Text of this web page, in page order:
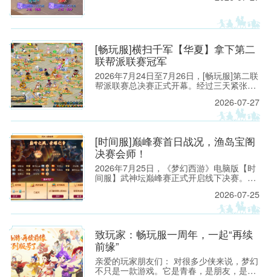
戏时间，以免造成不必要的损失。
[畅玩服]横扫千军【华夏】拿下第二
联帮派联赛冠军
2026年7月24日至7月26日，[畅玩服]第二联
帮派联赛总决赛正式开幕。经过三天紧张激
路过关斩将，以全胜之姿拿下【将军令】的
2026-07-27
[时间服]巅峰赛首日战况，渔岛宝阁
决赛会师！
2026年7月25日，《梦幻西游》电脑版【时
间服】武神坛巅峰赛正式开启线下决赛。在
鱼岛】先是凭借一手精妙的打蓝阵容拿下赛
点，后又通过“三攻”阵容打穿【曲阜孔庙】
防线，以总比分2：0的成绩挺进决赛。
2026-07-25
致玩家：畅玩服一周年，一起“再续
前缘”
亲爱的玩家朋友们： 对很多少侠来说，梦幻
不只是一款游戏。它是青春，是朋友，是一